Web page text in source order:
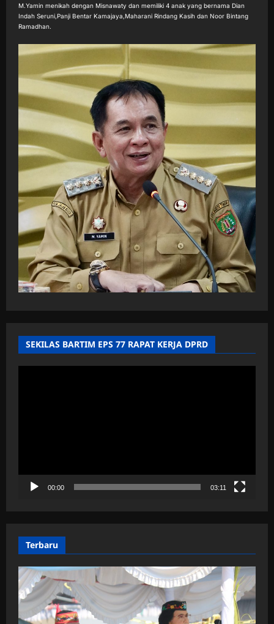
M.Yamin menikah dengan Misnawaty dan memiliki 4 anak yang bernama Dian
Indah Seruni,Panji Bentar Kamajaya,Maharani Rindang Kasih dan Noor Bintang
Ramadhan.
SEKILAS BARTIM EPS 77 RAPAT KERJA DPRD
00:00 03:11
Terbaru